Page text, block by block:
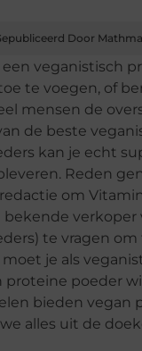
Door
een veganistisch
te voegen, of
mensen de
de beste
kan je echt
Reden
om
bekende verkoper
te vragen om
moet je als
proteine poeder
bieden vegan
alles uit de